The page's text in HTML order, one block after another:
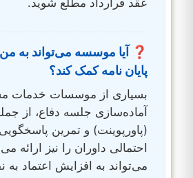
❓ آیا موسسه می‌تواند به من
پایان نامه کمک کند؟
بسیاری از موسسات خدمات
آماده‌سازی جلسه دفاع، از
(پاورپوینت) و تمرین
احتمالی داوران را نیز ارائه
می‌تواند به افزایش اعتماد